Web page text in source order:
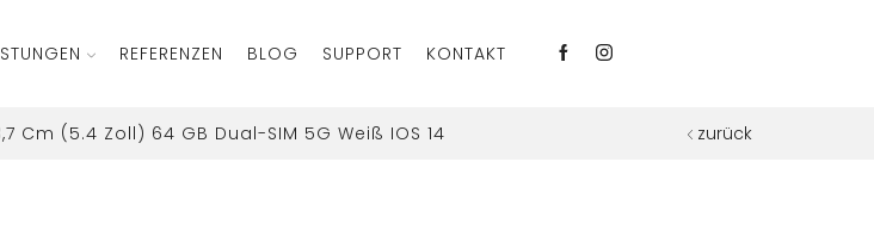
REFERENZEN BLOG SUPPORT KONTAKT
Cm (5.4 Zoll) 64 GB Dual-SIM 5G Weiß IOS 14 zurück